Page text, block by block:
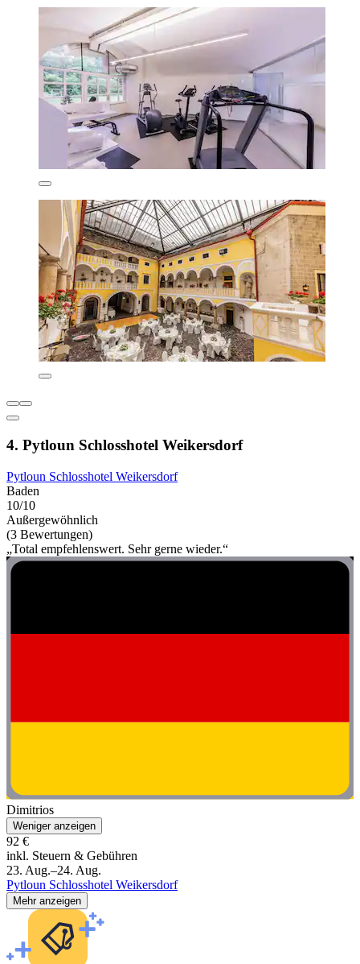
4. Pytloun Schlosshotel Weikersdorf
Pytloun Schlosshotel Weikersdorf
Baden
10/10
Außergewöhnlich
(3 Bewertungen)
„Total empfehlenswert. Sehr gerne wieder.“
Dimitrios
Weniger anzeigen
92 €
inkl. Steuern & Gebühren
23. Aug.–24. Aug.
Pytloun Schlosshotel Weikersdorf
Mehr anzeigen